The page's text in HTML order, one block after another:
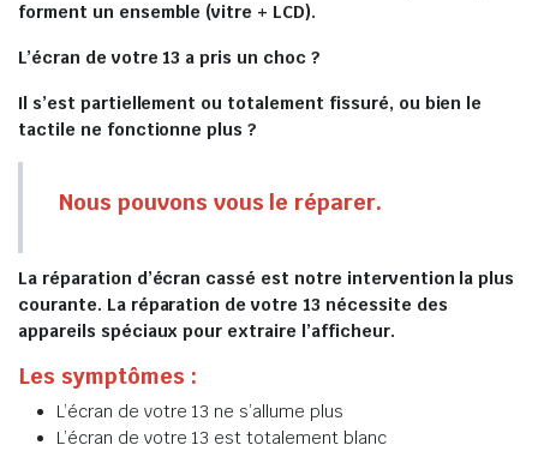
forment un ensemble (vitre + LCD).
L’écran de votre 13 a pris un choc ?
Il s’est partiellement ou totalement fissuré, ou bien le
tactile ne fonctionne plus ?
Nous pouvons vous le réparer.
La réparation d’écran cassé est notre intervention la plus
courante. La réparation de votre 13 nécessite des
appareils spéciaux pour extraire l’afficheur.
Les symptômes :
L’écran de votre 13 ne s’allume plus
L’écran de votre 13 est totalement blanc